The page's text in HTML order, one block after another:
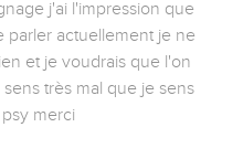
j'ai l'impression que
parler actuellement je ne
et je voudrais que l'on
très mal que je sens
merci